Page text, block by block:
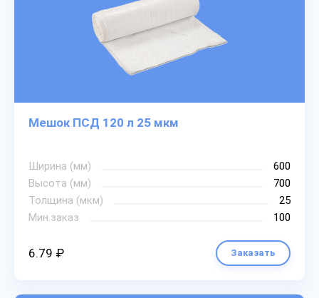
Мешок ПСД 120 л 25 мкм
Ширина (мм)
600
Высота (мм)
700
Толщина (мкм)
25
Мин.заказ
100
6.79 ₽ Заказать